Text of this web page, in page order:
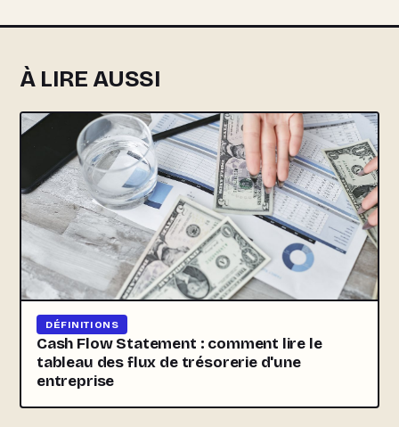
À LIRE AUSSI
DÉFINITIONS
Cash Flow Statement : comment lire le
tableau des flux de trésorerie d'une
entreprise